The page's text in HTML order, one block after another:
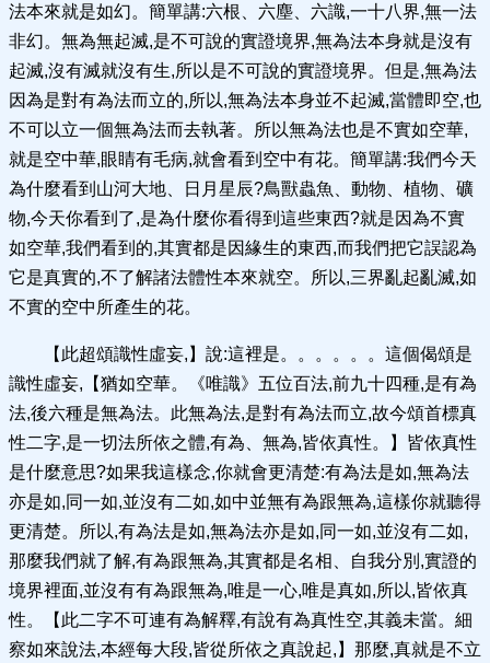
法本來就是如幻。簡單講:六根、六塵、六識,一十八界,無一法
非幻。無為無起滅,是不可說的實證境界,無為法本身就是沒有
起滅,沒有滅就沒有生,所以是不可說的實證境界。但是,無為法
因為是對有為法而立的,所以,無為法本身並不起滅,當體即空,也
不可以立一個無為法而去執著。所以無為法也是不實如空華,
就是空中華,眼睛有毛病,就會看到空中有花。簡單講:我們今天
為什麼看到山河大地、日月星辰?鳥獸蟲魚、動物、植物、礦
物,今天你看到了,是為什麼你看得到這些東西?就是因為不實
如空華,我們看到的,其實都是因緣生的東西,而我們把它誤認為
它是真實的,不了解諸法體性本來就空。所以,三界亂起亂滅,如
不實的空中所產生的花。
【此超頌識性虛妄,】說:這裡是。。。。。。這個偈頌是
識性虛妄,【猶如空華。《唯識》五位百法,前九十四種,是有為
法,後六種是無為法。此無為法,是對有為法而立,故今頌首標真
性二字,是一切法所依之體,有為、無為,皆依真性。】皆依真性
是什麼意思?如果我這樣念,你就會更清楚:有為法是如,無為法
亦是如,同一如,並沒有二如,如中並無有為跟無為,這樣你就聽得
更清楚。所以,有為法是如,無為法亦是如,同一如,並沒有二如,
那麼我們就了解,有為跟無為,其實都是名相、自我分別,實證的
境界裡面,並沒有有為跟無為,唯是一心,唯是真如,所以,皆依真
性。【此二字不可連有為解釋,有說有為真性空,其義未當。細
察如來說法,本經每大段,皆從所依之真說起,】那麼,真就是不立